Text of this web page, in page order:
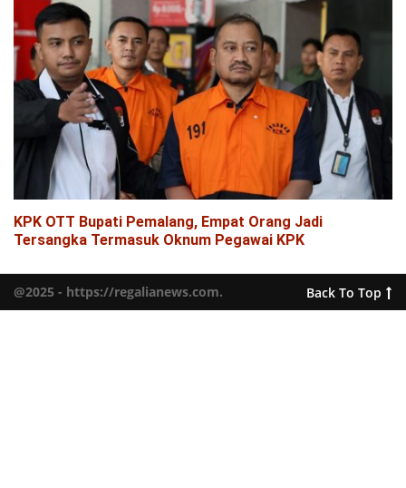
KPK OTT Bupati Pemalang, Empat Orang Jadi
Tersangka Termasuk Oknum Pegawai KPK
@2025 - https://regalianews.com. Back To Top